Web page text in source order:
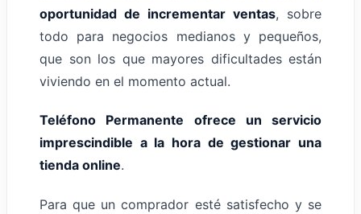
oportunidad de incrementar ventas, sobre
todo para negocios medianos y pequeños,
que son los que mayores dificultades están
viviendo en el momento actual.
Teléfono Permanente
ofrece un servicio
imprescindible a la hora de gestionar una
tienda online.
Para que un comprador esté satisfecho y se